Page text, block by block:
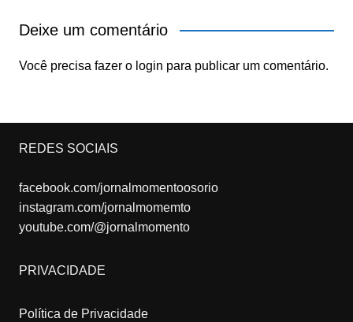
Deixe um comentário
Você precisa fazer o login para publicar um comentário.
REDES SOCIAIS
facebook.com/jornalmomentoosorio
instagram.com/jornalmomemto
youtube.com/@jornalmomento
PRIVACIDADE
Política de Privacidade